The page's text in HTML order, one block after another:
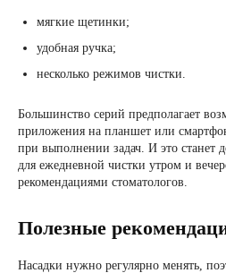
мягкие щетинки;
удобная ручка;
несколько режимов чистки.
Большинство серий предполагает
приложения на планшет или
при выполнении задач. И это станет
для ежедневной чистки утром и
рекомендациями стоматологов.
Полезные
Насадки нужно регулярно менять,